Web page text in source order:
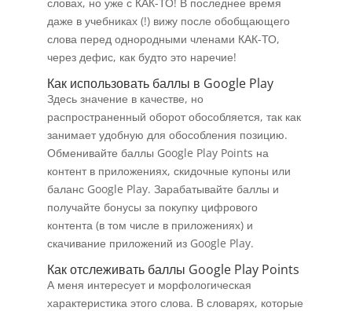
даже в учебниках (!) вижу после обобщающего
слова перед однородными членами КАК-ТО,
через дефис, как будто это наречие!
Как использовать баллы в Google Play
Здесь значение в качестве, но
распространенный оборот обособляется, так как
занимает удобную для обособления позицию.
Обменивайте баллы Google Play Points на
контент в приложениях, скидочные купоны или
баланс Google Play. Зарабатывайте баллы и
получайте бонусы за покупку цифрового
контента (в том числе в приложениях) и
скачивание приложений из Google Play.
Как отслеживать баллы Google Play Points
А меня интересует и морфологическая
характеристика этого слова. В словарях, которые